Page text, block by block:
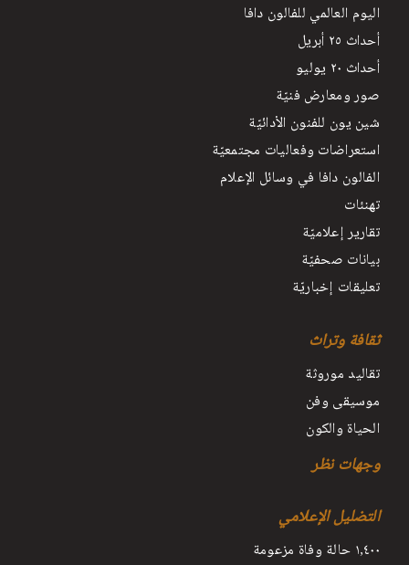
اليوم العالمي للفالون دافا
أحداث ٢٥ أبريل
أحداث ٢٠ يوليو
صور ومعارض فنيّة
شين يون للفنون الأدائيّة
استعراضات وفعاليات مجتمعيّة
الفالون دافا في وسائل الإعلام
تهنئات
تقارير إعلاميّة
بيانات صحفيّة
تعليقات إخباريّة
ثقافة وتراث
تقاليد موروثة
موسيقى وفن
الحياة والكون
وجهات نظر
التضليل الإعلامي
١٫٤٠٠ حالة وفاة مزعومة